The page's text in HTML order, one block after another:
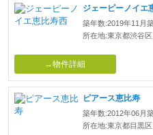
ジェーピーノイエ
築年数:2019年11月
所在地:東京都渋谷区
→物件詳細
ピアース恵比寿
築年数:2012年06月
所在地:東京都目黒区